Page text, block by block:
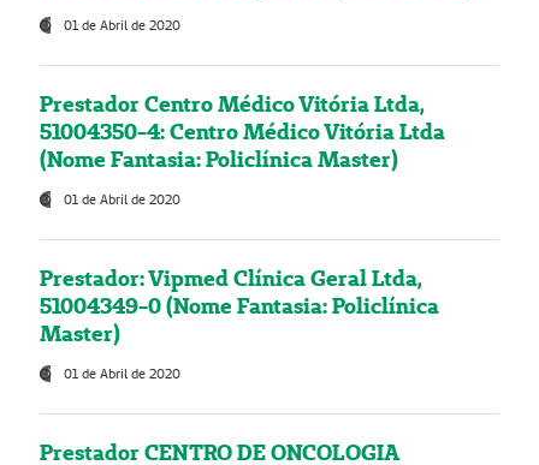
01 de Abril de 2020
Prestador Centro Médico Vitória Ltda,
51004350-4: Centro Médico Vitória Ltda
(Nome Fantasia: Policlínica Master)
01 de Abril de 2020
Prestador: Vipmed Clínica Geral Ltda,
51004349-0 (Nome Fantasia: Policlínica
Master)
01 de Abril de 2020
Prestador CENTRO DE ONCOLOGIA